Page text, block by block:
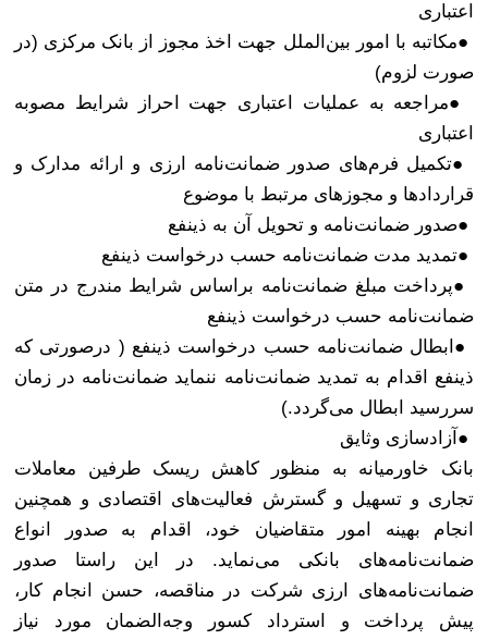
اعتباری
●مکاتبه با امور بین‌الملل جهت اخذ مجوز از بانک مرکزی (در
صورت لزوم)
●مراجعه به عملیات اعتباری جهت احراز شرایط مصوبه
اعتباری
●تکمیل فرم‌های صدور ضمانت‌نامه ارزی و ارائه مدارک و
قراردادها و مجوزهای مرتبط با موضوع
●صدور ضمانت‌نامه و تحویل آن به ذینفع
●تمدید مدت ضمانت‌نامه حسب درخواست ذینفع
●پرداخت مبلغ ضمانت‌نامه براساس شرایط مندرج در متن
ضمانت‌نامه حسب درخواست ذینفع
● ابطال ضمانت‌نامه حسب درخواست ذینفع ( درصورتی که
ذینفع اقدام به تمدید ضمانت‌نامه ننماید ضمانت‌نامه در زمان
سررسید ابطال می‌گردد.)
● آزادسازی وثایق
بانک خاورمیانه به منظور کاهش ریسک طرفین معاملات
تجاری و تسهیل و گسترش فعالیت‌های اقتصادی و همچنین
انجام بهینه امور متقاضیان خود، اقدام به صدور انواع
ضمانت‌نامه‌های بانکی می‌نماید. در این راستا صدور
ضمانت‌نامه‌های ارزی شرکت در مناقصه، حسن انجام کا‌ر،
پیش پرداخت و استرداد کسور وجه‌الضمان مورد نیاز